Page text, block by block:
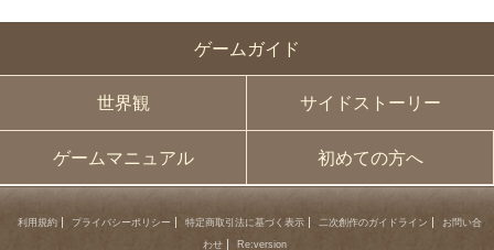
ゲームガイド
世界観 サイドストーリー
ゲームマニュアル 初めての方へ
利用規約 プライバシーポリシー 特定商取引法に基づく表示 二次創作のガイドライン
お問い合
わせ
Re:version